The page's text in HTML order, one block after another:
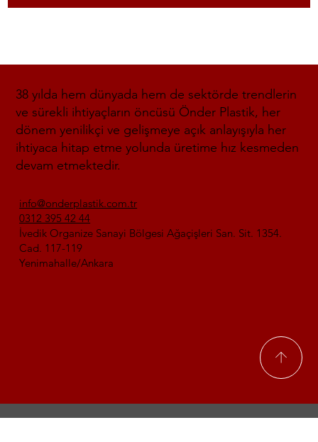
38 yılda hem dünyada hem de sektörde trendlerin
ve sürekli ihtiyaçların öncüsü Önder Plastik, her
dönem yenilikçi ve gelişmeye açık anlayışıyla her
ihtiyaca hitap etme yolunda üretime hız kesmeden
devam etmektedir.
info@onderplastik.com.tr
0312 395 42 44
İvedik Organize Sanayi Bölgesi Ağaçişleri San. Sit. 1354.
Cad. 117-119
Yenimahalle/Ankara